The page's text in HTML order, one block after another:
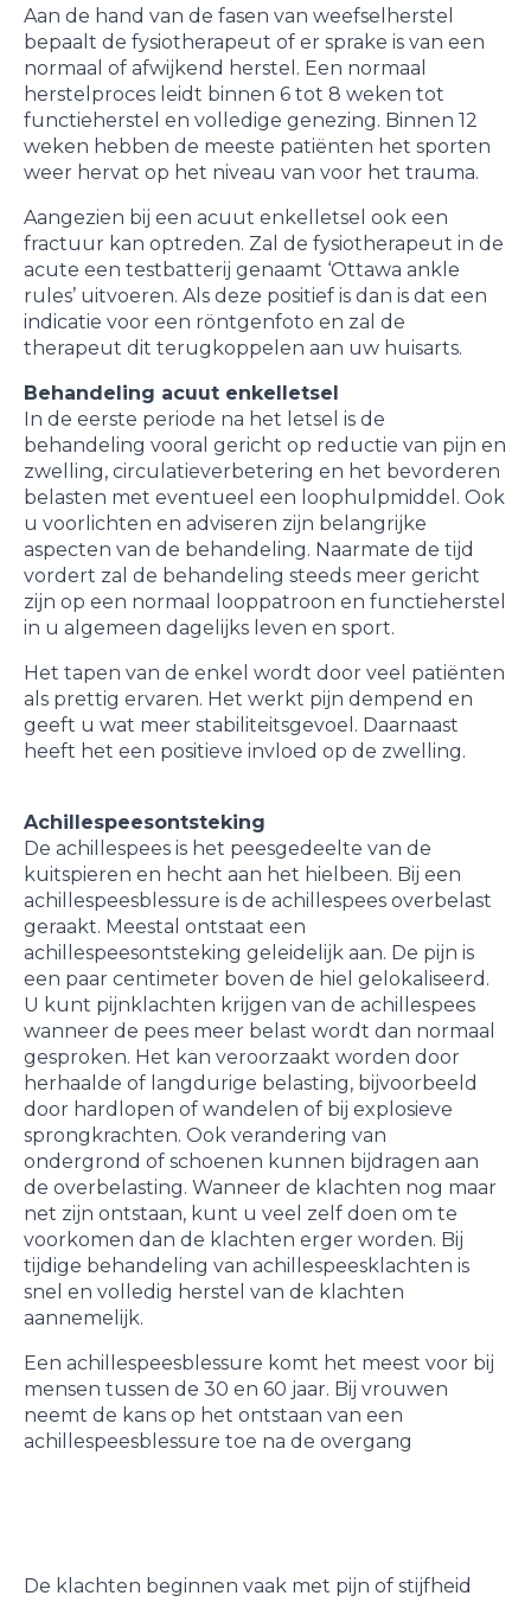
Aan de hand van de fasen van weefselherstel
bepaalt de fysiotherapeut of er sprake is van een
normaal of afwijkend herstel. Een normaal
herstelproces leidt binnen 6 tot 8 weken tot
functieherstel en volledige genezing. Binnen 12
weken hebben de meeste patiënten het sporten
weer hervat op het niveau van voor het trauma.
Aangezien bij een acuut enkelletsel ook een
fractuur kan optreden. Zal de fysiotherapeut in de
acute een testbatterij genaamt ‘Ottawa ankle
rules’ uitvoeren. Als deze positief is dan is dat een
indicatie voor een röntgenfoto en zal de
therapeut dit terugkoppelen aan uw huisarts.
Behandeling acuut enkelletsel
In de eerste periode na het letsel is de
behandeling vooral gericht op reductie van pijn en
zwelling, circulatieverbetering en het bevorderen
belasten met eventueel een loophulpmiddel. Ook
u voorlichten en adviseren zijn belangrijke
aspecten van de behandeling. Naarmate de tijd
vordert zal de behandeling steeds meer gericht
zijn op een normaal looppatroon en functieherstel
in u algemeen dagelijks leven en sport.
Het tapen van de enkel wordt door veel patiënten
als prettig ervaren. Het werkt pijn dempend en
geeft u wat meer stabiliteitsgevoel. Daarnaast
heeft het een positieve invloed op de zwelling.
Achillespeesontsteking
De achillespees is het peesgedeelte van de
kuitspieren en hecht aan het hielbeen. Bij een
achillespeesblessure is de achillespees overbelast
geraakt. Meestal ontstaat een
achillespeesontsteking geleidelijk aan. De pijn is
een paar centimeter boven de hiel gelokaliseerd.
U kunt pijnklachten krijgen van de achillespees
wanneer de pees meer belast wordt dan normaal
gesproken. Het kan veroorzaakt worden door
herhaalde of langdurige belasting, bijvoorbeeld
door hardlopen of wandelen of bij explosieve
sprongkrachten. Ook verandering van
ondergrond of schoenen kunnen bijdragen aan
de overbelasting. Wanneer de klachten nog maar
net zijn ontstaan, kunt u veel zelf doen om te
voorkomen dan de klachten erger worden. Bij
tijdige behandeling van achillespeesklachten is
snel en volledig herstel van de klachten
aannemelijk.
Een achillespeesblessure komt het meest voor bij
mensen tussen de 30 en 60 jaar. Bij vrouwen
neemt de kans op het ontstaan van een
achillespeesblessure toe na de overgang
De klachten beginnen vaak met pijn of stijfheid